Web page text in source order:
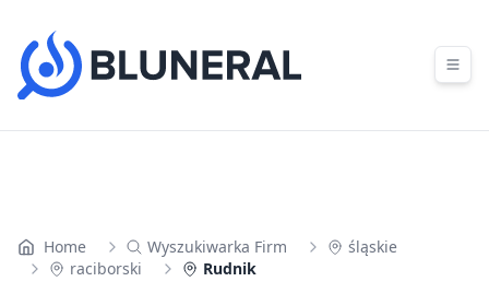
Home Wyszukiwarka Firm
śląskie
raciborski
Rudnik